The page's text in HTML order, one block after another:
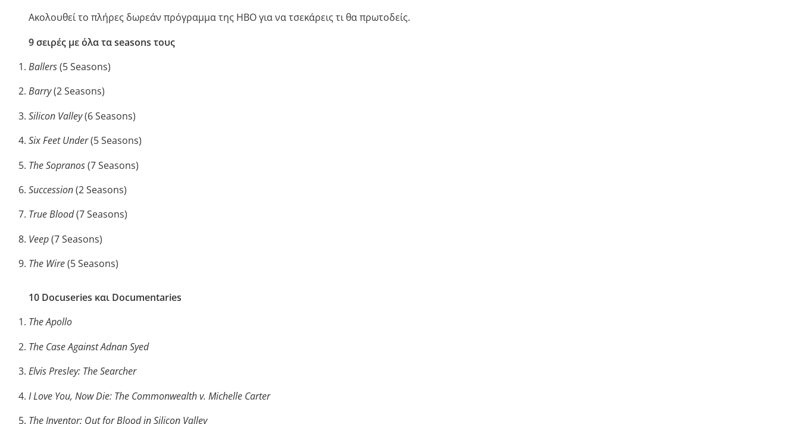
Ακολουθεί το πλήρες δωρεάν πρόγραμμα της HBO για να τσεκάρεις τι θα πρωτοδείς.
9 σειρές με όλα τα seasons τους
Ballers(5 Seasons)
Barry(2 Seasons)
Silicon Valley(6 Seasons)
Six Feet Under(5 Seasons)
The Sopranos(7 Seasons)
Succession(2 Seasons)
True Blood(7 Seasons)
Veep(7 Seasons)
The Wire(5 Seasons)
10 Docuseries και Documentaries
The Apollo
The Case Against Adnan Syed
Elvis Presley: The Searcher
I Love You, Now Die: The Commonwealth v. Michelle Carter
The Inventor: Out for Blood in Silicon Valley